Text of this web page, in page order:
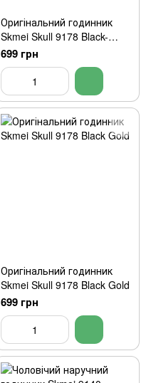
Оригінальний годинник
Skmei Skull 9178 Black-
Bronze
699 грн
Оригінальний годинник
Skmei Skull 9178 Black Gold
699 грн